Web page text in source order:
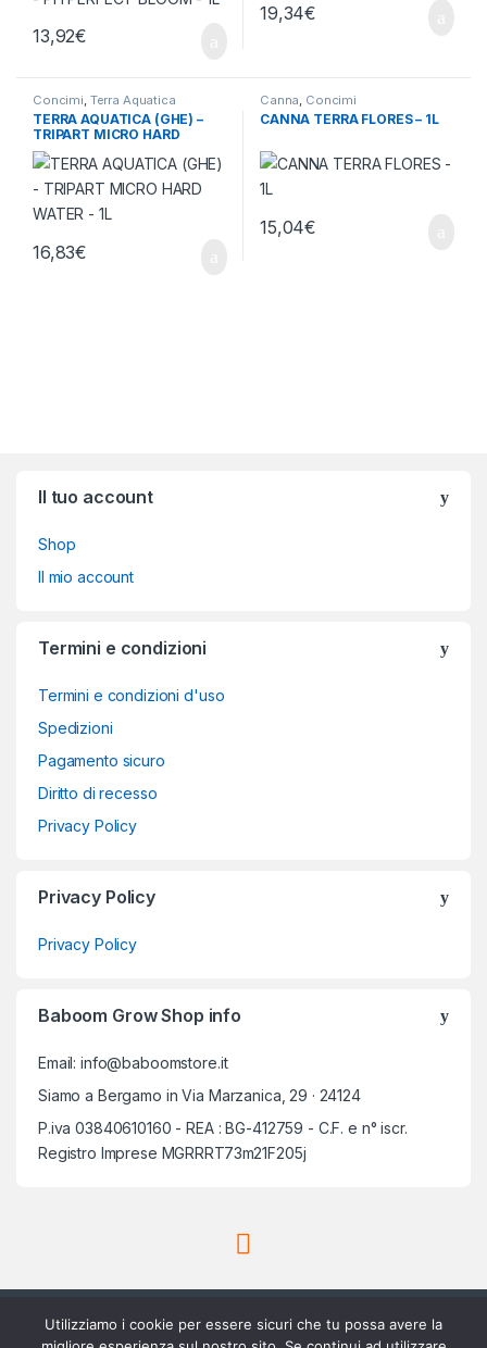
13,92€
19,34€
Concimi Terra Aquatica
TERRA AQUATICA (GHE) –
TRIPART MICRO HARD
WATER – 1L
16,83€
Canna Concimi
CANNA TERRA FLORES – 1L
15,04€
Il tuo account
Shop
Il mio account
Termini e condizioni
Termini e condizioni d'uso
Spedizioni
Pagamento sicuro
Diritto di recesso
Privacy Policy
Privacy Policy
Privacy Policy
Baboom Grow Shop info
Email: info@baboomstore.it
Siamo a Bergamo in Via Marzanica, 29 · 24124
P.iva 03840610160 - REA : BG-412759 - C.F. e n° iscr.
Registro Imprese MGRRRT73m21F205j
Utilizziamo i cookie per essere sicuri che tu possa avere la